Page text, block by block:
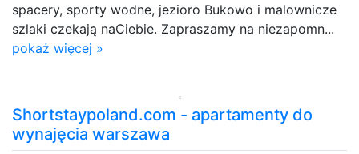
spacery, sporty wodne, jezioro Bukowo i malownicze
szlaki czekają naCiebie. Zapraszamy na niezapomn...
pokaż więcej »
Shortstaypoland.com - apartamenty do
wynajęcia warszawa